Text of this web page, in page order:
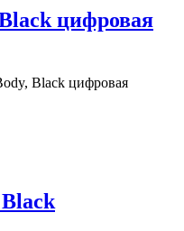
цифровая
Black цифровая